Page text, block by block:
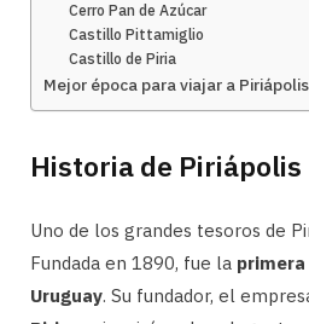
Cerro Pan de Azúcar
Castillo Pittamiglio
Castillo de Piria
Mejor época para viajar a Piriápolis
Historia de Piriápolis
Uno de los grandes tesoros de
Fundada en 1890, fue la
Uruguay. Su fundador, el